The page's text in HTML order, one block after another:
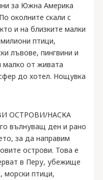
за Южна Америка
околните скали с
и на близките малки
птици,
лъвове, пингвини и
малко от живата
до хотел. Нощувка
ОСТРОВИ/НАСКА
вълнуващ ден и рано
за да направим
острови. Това е
в Перу, убежище
морски птици,